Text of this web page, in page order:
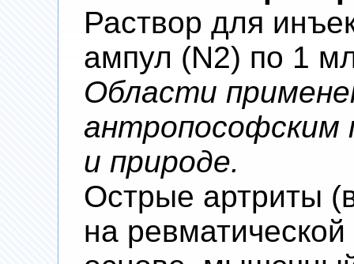
Раствор для
ампул (N2) по 1
Области
антропософским
и природе.
Острые артриты
на